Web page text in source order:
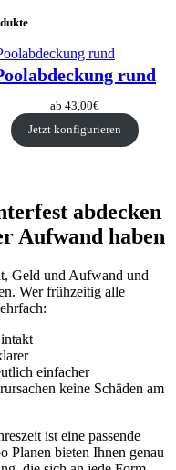
rund
ab 43,00€
Jetzt konfigurieren
abdecken
Aufwand haben
Geld und Aufwand und
Wer frühzeitig alle
einfacher
keine Schäden am
ist eine passende
Planen bieten Ihnen genau